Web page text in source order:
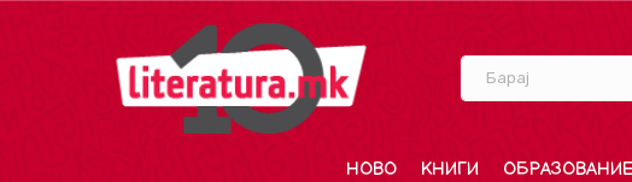
Барај
НОВО КНИГИ ОБРАЗОВАНИЕ